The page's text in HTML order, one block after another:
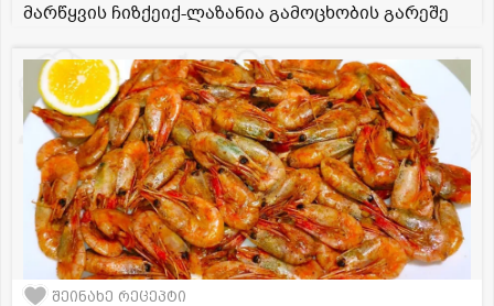
მარწყვის ჩიზქეიქ-ლაზანია გამოცხობის გარეშე
შეინახე რეცეპტი